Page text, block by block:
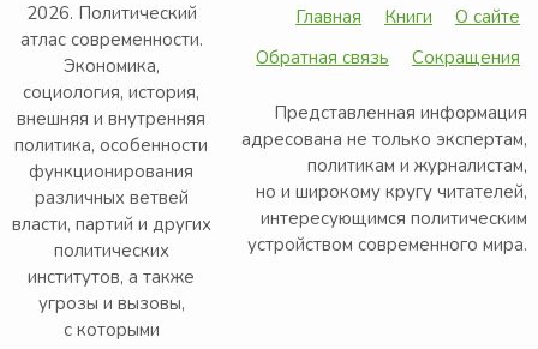
2026. Политический
атлас современности.
Экономика,
социология, история,
внешняя и внутренняя
политика, особенности
функционирования
различных ветвей
власти, партий и других
политических
институтов, а также
угрозы и вызовы,
с которыми
Главная Книги
О сайте
Обратная связь
Сокращения
Представленная информация
адресована не только экспертам,
политикам и журналистам,
но и широкому кругу читателей,
интересующимся политическим
устройством современного мира.